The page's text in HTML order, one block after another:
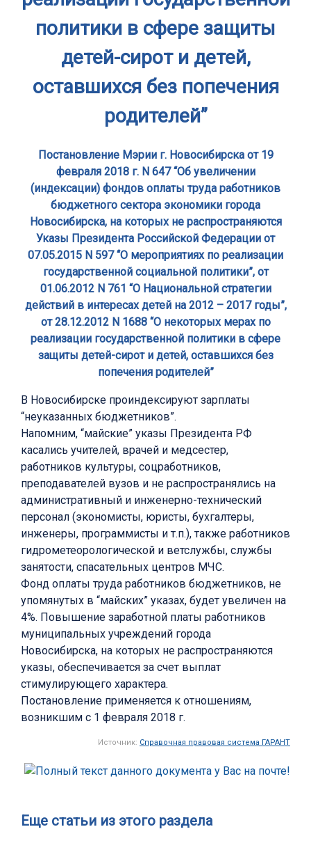
политики в сфере защиты
детей-сирот и детей,
оставшихся без попечения
родителей”
Постановление Мэрии г. Новосибирска от 19
февраля 2018 г. N 647 “Об увеличении
(индексации) фондов оплаты труда работников
бюджетного сектора экономики города
Новосибирска, на которых не распространяются
Указы Президента Российской Федерации от
07.05.2015 N 597 “О мероприятиях по реализации
государственной социальной политики”, от
01.06.2012 N 761 “О Национальной стратегии
действий в интересах детей на 2012 – 2017 годы”,
от 28.12.2012 N 1688 “О некоторых мерах по
реализации государственной политики в сфере
защиты детей-сирот и детей, оставшихся без
попечения родителей”
В Новосибирске проиндексируют зарплаты
“неуказанных бюджетников”.
Напомним, “майские” указы Президента РФ
касались учителей, врачей и медсестер,
работников культуры, соцработников,
преподавателей вузов и не распространялись на
административный и инженерно-технический
персонал (экономисты, юристы, бухгалтеры,
инженеры, программисты и т.п.), также работников
гидрометеорологической и ветслужбы, службы
занятости, спасательных центров МЧС.
Фонд оплаты труда работников бюджетников, не
упомянутых в “майских” указах, будет увеличен на
4%. Повышение заработной платы работников
муниципальных учреждений города
Новосибирска, на которых не распространяются
указы, обеспечивается за счет выплат
стимулирующего характера.
Постановление применяется к отношениям,
возникшим с 1 февраля 2018 г.
Источник: Справочная правовая система ГАРАНТ
Еще статьи из этого раздела